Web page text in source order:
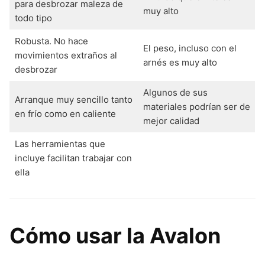
para desbrozar maleza de
todo tipo
muy alto
Robusta. No hace
movimientos extraños al
desbrozar
El peso, incluso con el
arnés es muy alto
Arranque muy sencillo tanto
en frío como en caliente
Algunos de sus
materiales podrían ser de
mejor calidad
Las herramientas que
incluye facilitan trabajar con
ella
Cómo usar la Avalon